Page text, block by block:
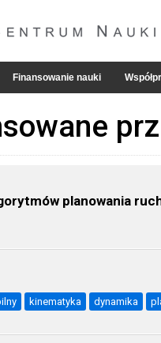
Finansowanie nauki
planowania
kinematyka dynamika